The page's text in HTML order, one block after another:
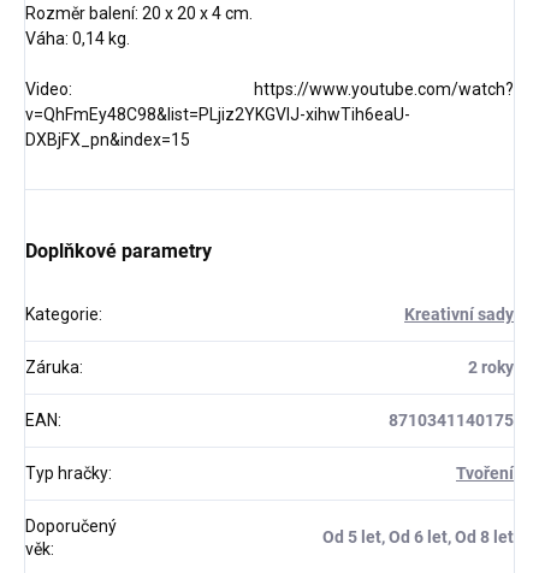
Rozměr balení: 20 x 20 x 4 cm.
Váha: 0,14 kg.
Video: https://www.youtube.com/watch?
v=QhFmEy48C98&list=PLjiz2YKGVIJ-xihwTih6eaU-
DXBjFX_pn&index=15
Doplňkové parametry
Kategorie: Kreativní sady
Záruka: 2 roky
EAN: 8710341140175
Typ hračky: Tvoření
Doporučený
věk:
Od 5 let, Od 6 let, Od 8 let